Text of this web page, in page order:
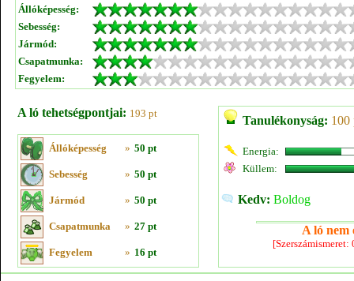
Állóképesség:
Sebesség:
Jármód:
Csapatmunka:
Fegyelem:
A ló tehetségpontjai: 193 pt
Állóképesség » 50 pt
Sebesség » 50 pt
Jármód » 50 pt
Csapatmunka » 27 pt
Fegyelem » 16 pt
Tanulékonyság: 100
Energia:
Küllem:
Kedv: Boldog
A ló nem